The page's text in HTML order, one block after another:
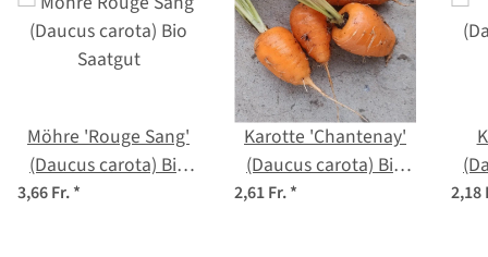
Möhre 'Rouge Sang'
(Daucus carota) Bio
Saatgut
3,66 Fr.*
Karotte 'Chantenay'
(Daucus carota) Bio
Saatgut
2,61 Fr.* 2,18